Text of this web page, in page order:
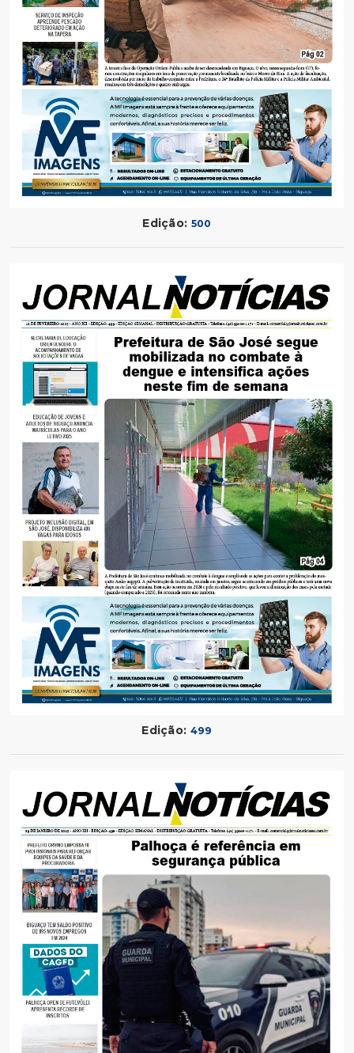
Edição: 500
Edição: 499